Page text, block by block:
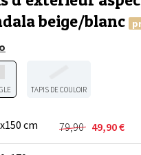
beige/blanc
TAPIS DE COULOIR
cm 79,90
Le
prix
49,90€
Le
prix